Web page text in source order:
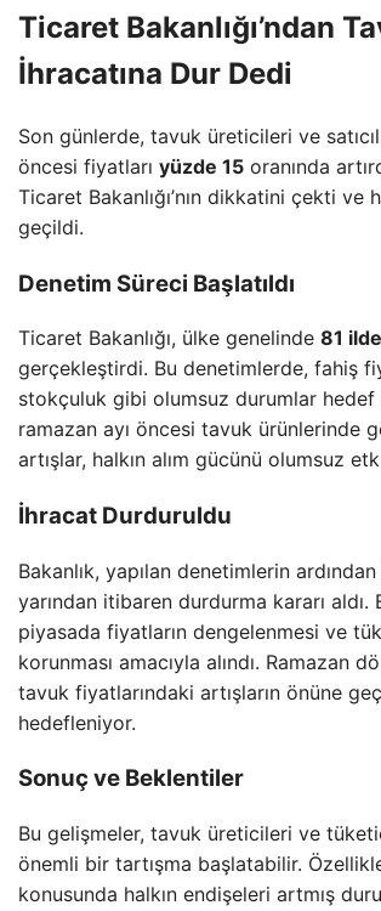
Ticaret Bakanlığı’ndan
İhracatına Dur Dedi
Son günlerde, tavuk üreticileri ve
öncesi fiyatları yüzde 15 oranında
Ticaret Bakanlığı’nın dikkatini çekti ve
geçildi.
Denetim Süreci Başlatıldı
Ticaret Bakanlığı, ülke genelinde 81 ilde
gerçekleştirdi. Bu denetimlerde, fahiş
stokçuluk gibi olumsuz durumlar hedef
ramazan ayı öncesi tavuk ürünlerinde
artışlar, halkın alım gücünü olumsuz
İhracat Durduruldu
Bakanlık, yapılan denetimlerin
yarından itibaren durdurma kararı aldı.
piyasada fiyatların dengelenmesi ve
korunması amacıyla alındı. Ramazan
tavuk fiyatlarındaki artışların önüne
hedefleniyor.
Sonuç ve Beklentiler
Bu gelişmeler, tavuk üreticileri ve
önemli bir tartışma başlatabilir.
konusunda halkın endişeleri artmış